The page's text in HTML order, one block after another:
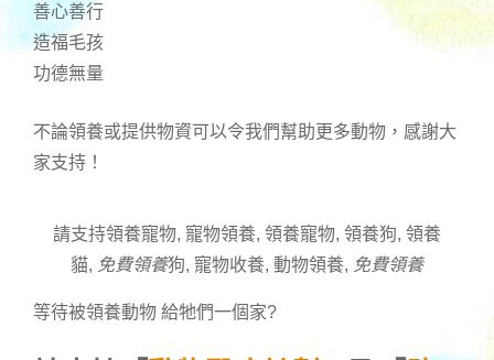
善心善行
造福毛孩
功德無量
不論領養或提供物資可以令我們幫助更多動物，感謝大
家支持！
請支持領養寵物, 寵物領養, 領養寵物, 領養狗, 領養
貓, 免費領養狗, 寵物收養, 動物領養, 免費領養
等待被領養動物 給牠們一個家?